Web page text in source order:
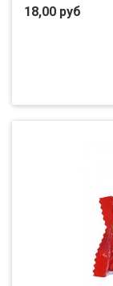
18,00 руб